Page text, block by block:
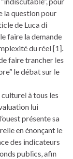
la question pour
de Luca di
faire la demande
du réel [1].
faire trancher les
le débat sur le
à tous les
lui
présente sa
en énonçant le
des indicateurs
publics, afin